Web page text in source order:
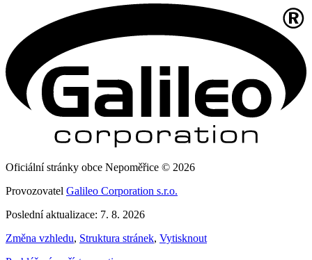
Oficiální stránky obce Nepoměřice © 2026
Provozovatel Galileo Corporation s.r.o.
Poslední aktualizace: 7. 8. 2026
Změna vzhledu, Struktura stránek, Vytisknout